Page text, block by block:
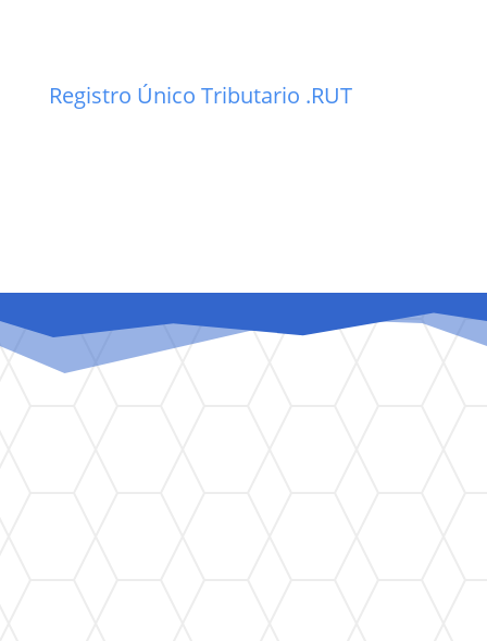
Registro Único Tributario .RUT